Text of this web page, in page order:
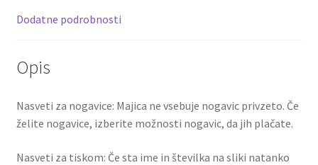
količina
k
Dodatne podrobnosti
Opis
Nasveti za nogavice: Majica ne vsebuje nogavic privzeto. Če
želite nogavice, izberite možnosti nogavic, da jih plačate.
Nasveti za tiskom: Če sta ime in številka na sliki natanko